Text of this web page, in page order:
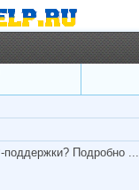
Подробно ...